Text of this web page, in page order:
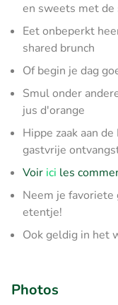
en sweets met de
Eet onbeperkt
shared brunch
Of begin je dag
Smul onder
jus d'orange
Hippe zaak aan
gastvrije
Voir ici les
Neem je favoriete
etentje!
Ook geldig in het
Photos